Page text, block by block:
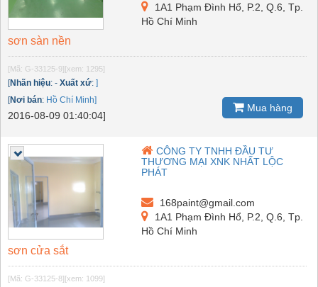
1A1 Phạm Đình Hổ, P.2, Q.6, Tp.
Hồ Chí Minh
sơn sàn nền
[Mã: G-33125-9] [xem: 1295]
[Nhãn hiệu: - Xuất xứ: ]
[Nơi bán: Hồ Chí Minh]
2016-08-09 01:40:04]
Mua hàng
CÔNG TY TNHH ĐẦU TƯ
THƯƠNG MẠI XNK NHẤT LỘC
PHÁT
168paint@gmail.com
1A1 Phạm Đình Hổ, P.2, Q.6, Tp.
Hồ Chí Minh
sơn cửa sắt
[Mã: G-33125-8] [xem: 1099]